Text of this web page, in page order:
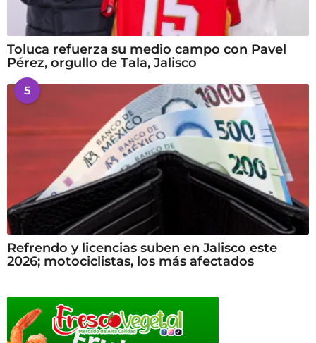
Toluca refuerza su medio campo con Pavel
Pérez, orgullo de Tala, Jalisco
5
Refrendo y licencias suben en Jalisco este
2026; motociclistas, los más afectados